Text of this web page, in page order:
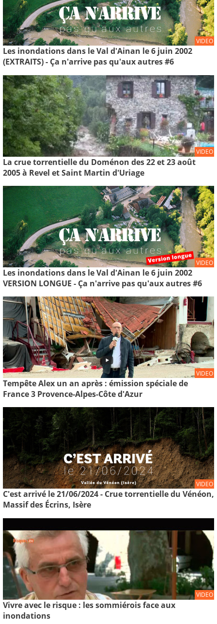
VIDEO
Les inondations dans le Val d'Ainan le 6 juin 2002
(EXTRAITS) - Ça n'arrive pas qu'aux autres #6
VIDEO
La crue torrentielle du Doménon des 22 et 23 août
2005 à Revel et Saint Martin d'Uriage
VIDEO
Les inondations dans le Val d'Ainan le 6 juin 2002
VERSION LONGUE - Ça n'arrive pas qu'aux autres #6
VIDEO
Tempête Alex un an après : émission spéciale de
France 3 Provence-Alpes-Côte d'Azur
VIDEO
C'est arrivé le 21/06/2024 - Crue torrentielle du Vénéon,
Massif des Écrins, Isère
VIDEO
Vivre avec le risque : les sommiérois face aux
inondations